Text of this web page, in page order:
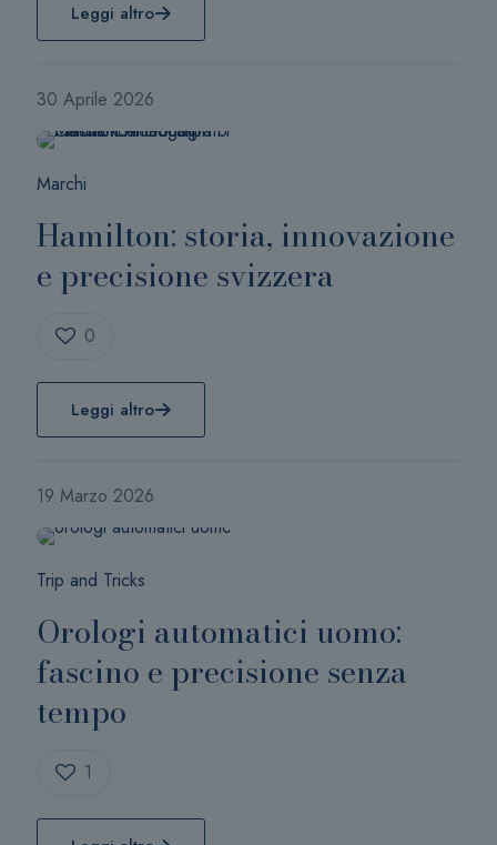
Leggi altro
30 Aprile 2026
Marchi
Hamilton: storia, innovazione
e precisione svizzera
0
Leggi altro
19 Marzo 2026
Trip and Tricks
Orologi automatici uomo:
fascino e precisione senza
tempo
1